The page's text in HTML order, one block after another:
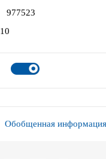
977523
10
Обобщенная